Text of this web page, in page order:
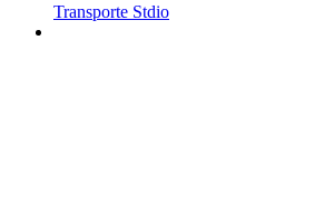
Transporte Stdio